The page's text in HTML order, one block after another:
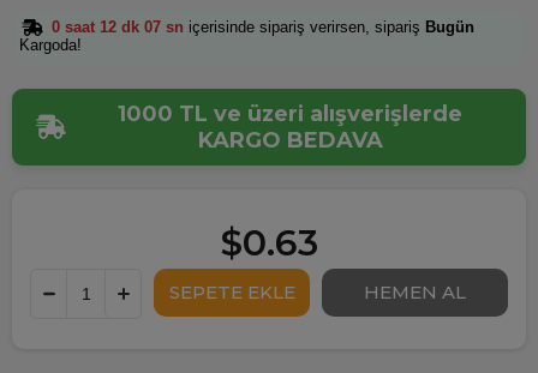
0 saat 12 dk 07 sn içerisinde sipariş verirsen, sipariş Bugün
Kargoda!
1000 TL ve üzeri alışverişlerde
KARGO BEDAVA
$0.63